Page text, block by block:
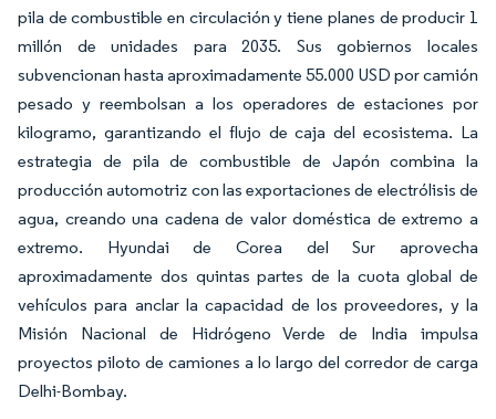
pila de combustible en circulación y tiene planes de producir 1
millón de unidades para 2035. Sus gobiernos locales
subvencionan hasta aproximadamente 55.000 USD por camión
pesado y reembolsan a los operadores de estaciones por
kilogramo, garantizando el flujo de caja del ecosistema. La
estrategia de pila de combustible de Japón combina la
producción automotriz con las exportaciones de electrólisis de
agua, creando una cadena de valor doméstica de extremo a
extremo. Hyundai de Corea del Sur aprovecha
aproximadamente dos quintas partes de la cuota global de
vehículos para anclar la capacidad de los proveedores, y la
Misión Nacional de Hidrógeno Verde de India impulsa
proyectos piloto de camiones a lo largo del corredor de carga
Delhi-Bombay.